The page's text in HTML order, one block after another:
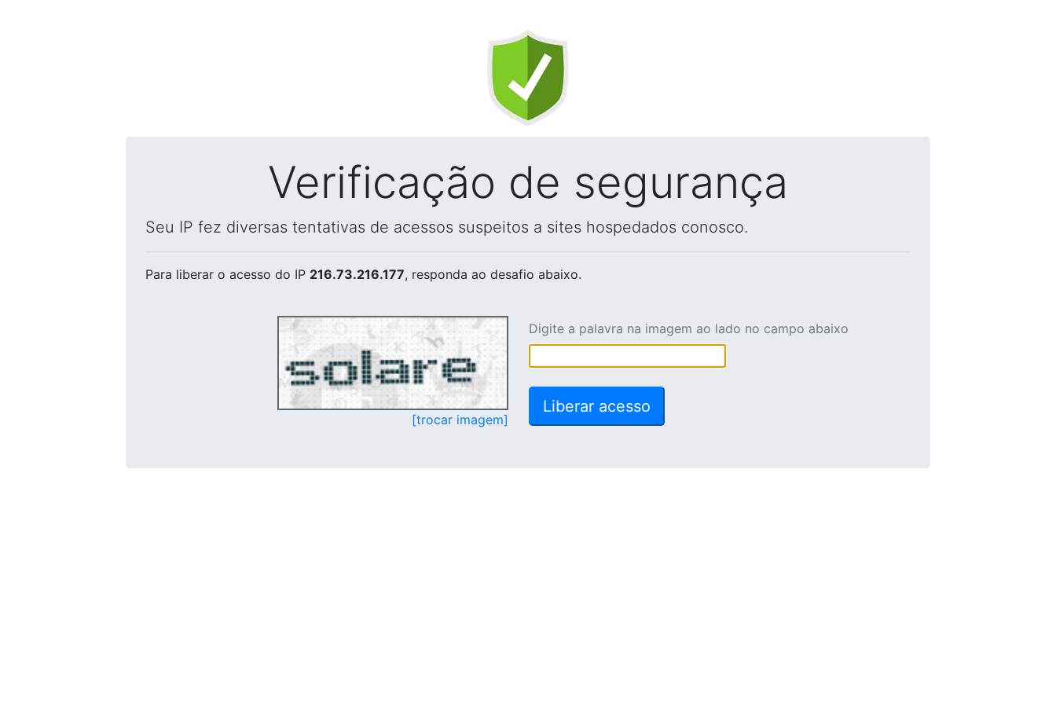
Verificação de segurança
Seu IP fez diversas tentativas de acessos suspeitos a sites hospedados conosco.
Para liberar o acesso do IP 216.73.216.177, responda ao desafio abaixo.
[trocar imagem]
Digite a palavra na imagem ao lado no campo abaixo